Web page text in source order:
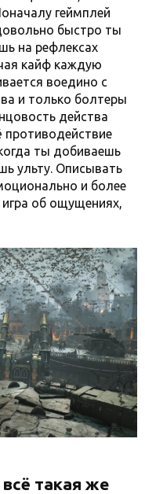
геймплей
быстро ты
на рефлексах
кайф каждую
воедино с
и только болтеры
действа
противодействие
ты добиваешь
ульту. Описывать
и более
об ощущениях,
такая же